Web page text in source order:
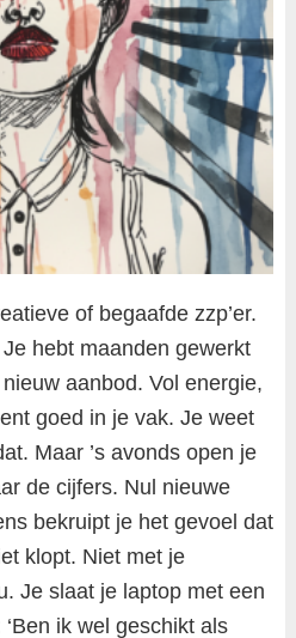
of begaafde zzp’er.
hebt maanden gewerkt
aanbod. Vol energie,
goed in je vak. Je weet
Maar ’s avonds open je
de cijfers. Nul nieuwe
bekruipt je het gevoel dat
klopt. Niet met je
Je slaat je laptop met een
ik wel geschikt als